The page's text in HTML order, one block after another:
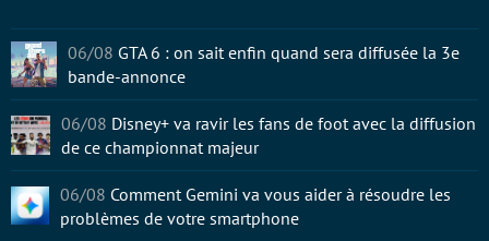
06/08 GTA 6 : on sait enfin quand sera diffusée la 3e
bande-annonce
06/08 Disney+ va ravir les fans de foot avec la diffusion
de ce championnat majeur
06/08 Comment Gemini va vous aider à résoudre les
problèmes de votre smartphone